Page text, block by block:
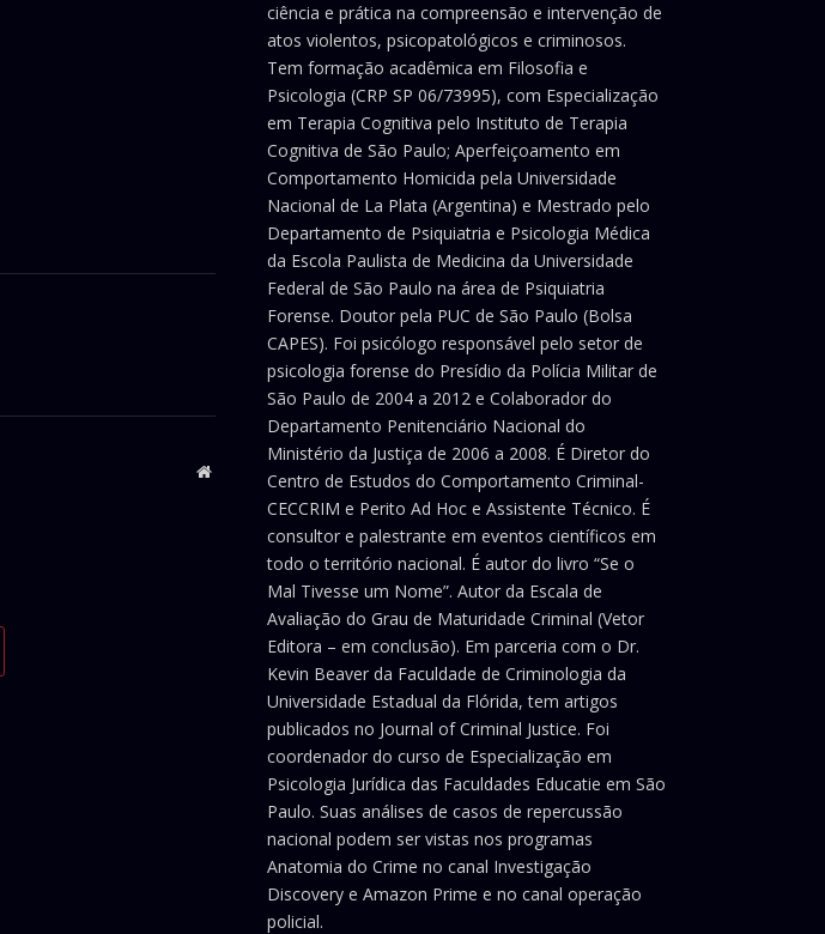
Website
ciência e prática na compreensão e intervenção de
atos violentos, psicopatológicos e criminosos.
Tem formação acadêmica em Filosofia e
Psicologia (CRP SP 06/73995), com Especialização
em Terapia Cognitiva pelo Instituto de Terapia
Cognitiva de São Paulo; Aperfeiçoamento em
Comportamento Homicida pela Universidade
Nacional de La Plata (Argentina) e Mestrado pelo
Departamento de Psiquiatria e Psicologia Médica
da Escola Paulista de Medicina da Universidade
Federal de São Paulo na área de Psiquiatria
Forense. Doutor pela PUC de São Paulo (Bolsa
CAPES). Foi psicólogo responsável pelo setor de
psicologia forense do Presídio da Polícia Militar de
São Paulo de 2004 a 2012 e Colaborador do
Departamento Penitenciário Nacional do
Ministério da Justiça de 2006 a 2008. É Diretor do
Centro de Estudos do Comportamento Criminal-
CECCRIM e Perito Ad Hoc e Assistente Técnico. É
consultor e palestrante em eventos científicos em
todo o território nacional. É autor do livro “Se o
Mal Tivesse um Nome”. Autor da Escala de
Avaliação do Grau de Maturidade Criminal (Vetor
Editora – em conclusão). Em parceria com o Dr.
Kevin Beaver da Faculdade de Criminologia da
Universidade Estadual da Flórida, tem artigos
publicados no Journal of Criminal Justice. Foi
coordenador do curso de Especialização em
Psicologia Jurídica das Faculdades Educatie em São
Paulo. Suas análises de casos de repercussão
nacional podem ser vistas nos programas
Anatomia do Crime no canal Investigação
Discovery e Amazon Prime e no canal operação
policial.